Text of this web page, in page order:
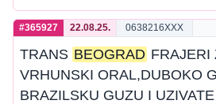
#365927 22.08.25. 0638216XXX
TRANS BEOGRAD FRAJERI
VRHUNSKI ORAL,DUBOKO
BRAZILSKU GUZU I